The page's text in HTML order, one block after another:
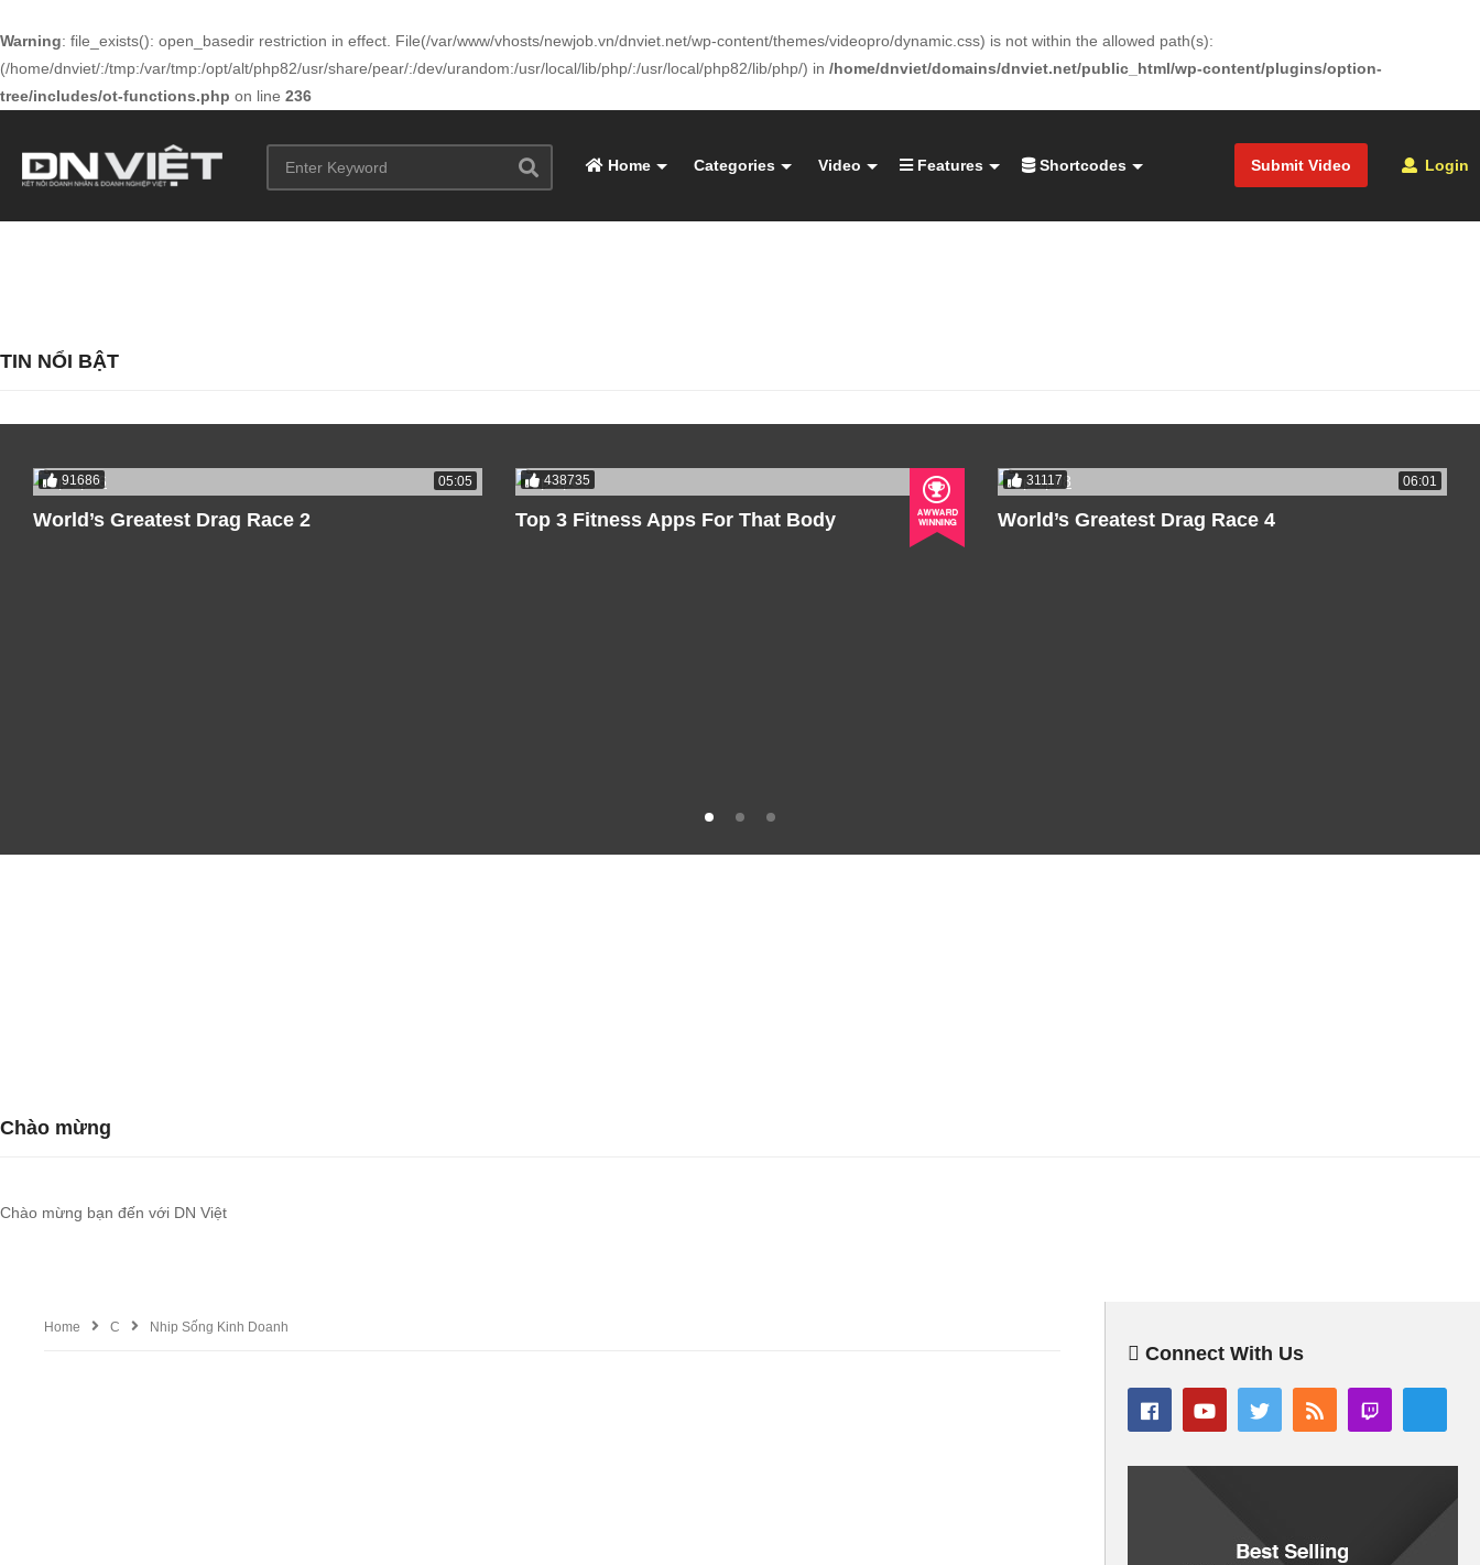
Warning: file_exists(): open_basedir restriction in effect. File(/var/www/vhosts/newjob.vn/dnviet.net/wp-content/themes/videopro/dynamic.css) is not within the allowed path(s):
(/home/dnviet/:/tmp:/var/tmp:/opt/alt/php82/usr/share/pear/:/dev/urandom:/usr/local/lib/php/:/usr/local/php82/lib/php/) in /home/dnviet/domains/dnviet.net/public_html/wp-content/plugins/option-
tree/includes/ot-functions.php on line 236
Submit Video Login
Home Categories Video Features Shortcodes
TIN NỔI BẬT
91686 05:05
World’s Greatest Drag Race 2
438735 05:05
Top 3 Fitness Apps For That Body
31117 06:01
World’s Greatest Drag Race 4
Chào mừng
Chào mừng bạn đến với DN Việt
Home C Nhip Sống Kinh Doanh
Connect With Us